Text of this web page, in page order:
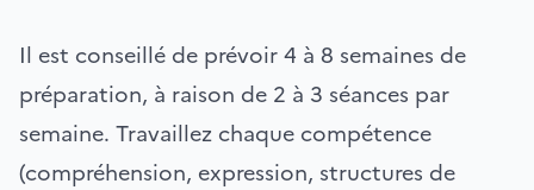
Il est conseillé de prévoir 4 à 8 semaines de
préparation, à raison de 2 à 3 séances par
semaine. Travaillez chaque compétence
(compréhension, expression, structures de